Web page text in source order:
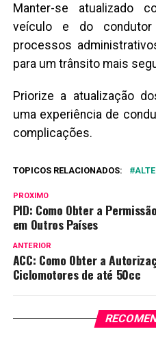
Manter-se atualizado
veículo e do condutor
processos
para um trânsito mais
Priorize a atualização
uma experiência de
complicações.
TOPICOS RELACIONADOS:
PROXIMO
PID: Como Obter a
em Outros Países
ANTERIOR
ACC: Como Obter a
Ciclomotores de até 50cc